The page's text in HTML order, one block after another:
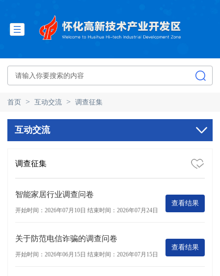
首页 > 互动交流 > 调查征集
互动交流
调查征集
智能家居行业调查问卷
开始时间：2026年07月10日 结束时间：2026年07月24日
查看结果
关于防范电信诈骗的调查问卷
开始时间：2026年06月15日 结束时间：2026年07月15日
查看结果